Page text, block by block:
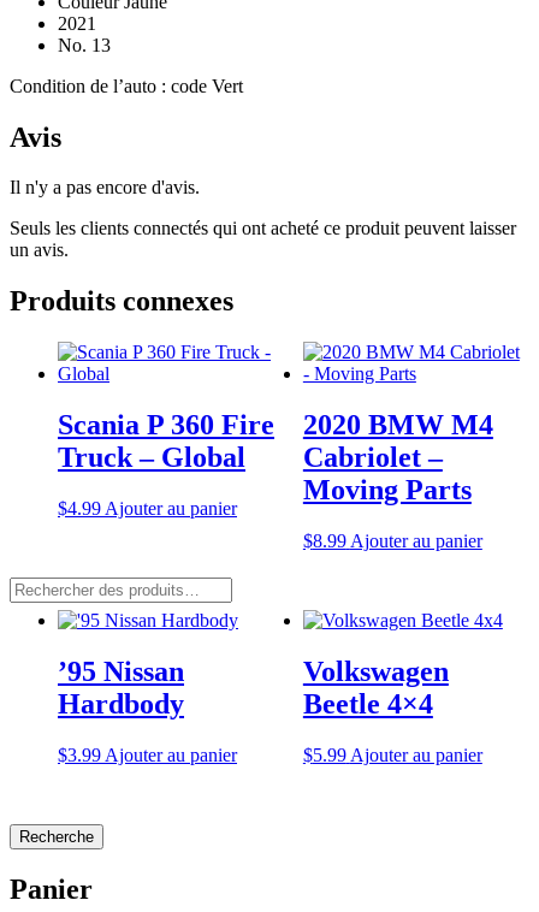
2021
No. 13
Condition de l’auto : code Vert
Avis
Il n'y a pas encore d'avis.
Seuls les clients connectés qui ont acheté ce produit peuvent laisser
un avis.
Produits connexes
Scania P 360 Fire
Truck – Global
$4.99 Ajouter au panier
2020 BMW M4
Cabriolet –
Moving Parts
$8.99 Ajouter au panier
’95 Nissan
Hardbody
$3.99 Ajouter au panier
Volkswagen
Beetle 4×4
$5.99 Ajouter au panier
Rechercher
:
Recherche
Panier